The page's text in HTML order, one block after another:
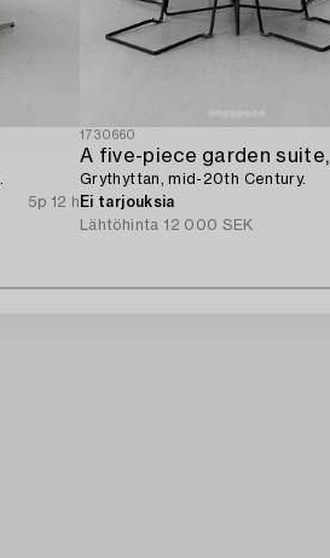
5p 12 h
1730660
A five-piece garden suite,
Grythyttan, mid-20th Century.
Ei tarjouksia
Lähtöhinta 12 000 SEK